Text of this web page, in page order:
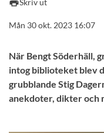
printSkriv ut
Mån 30 okt. 2023 16:07
När Bengt Söderhäll,
intog biblioteket blev
grubblande Stig
anekdoter, dikter och